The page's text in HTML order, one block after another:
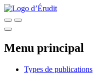
Menu principal
Types de publications